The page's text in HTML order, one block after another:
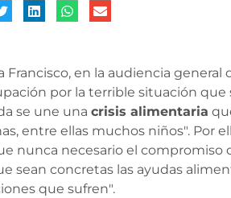
Francisco, en la audiencia
por la terrible situación
se une una crisis alimentaria
entre ellas muchos niños". Por
nunca necesario el compromiso
sean concretas las ayudas
que sufren".